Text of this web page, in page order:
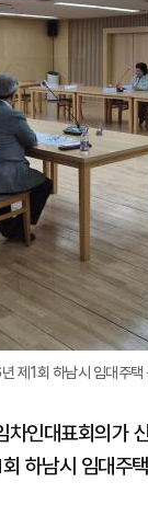
제1회 하남시 임대주
인대표회의가
하남시 임대주